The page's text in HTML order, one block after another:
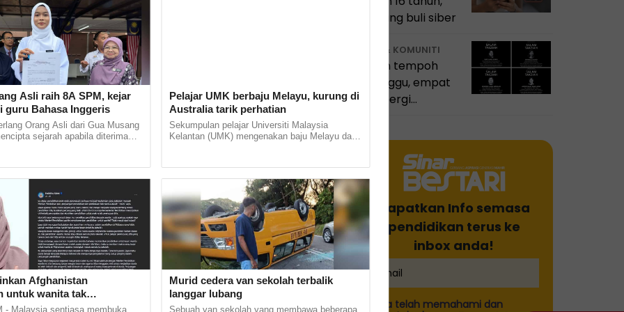
bendung buli siber
GURU & KOMUNITI
Dalam tempoh
seminggu, empat
guru pergi
Dapatkan Info semasa
pendidikan terus ke
inbox anda!
Saya telah memahami dan
Asli raih 8A SPM, kejar
guru Bahasa Inggeris
Orang Asli dari Gua Musang
sejarah apabila diterima
Afghanistan
untuk wanita tak
Islam'
- Malaysia sentiasa membuka
Pelajar UMK berbaju Melayu, kurung di
Australia tarik perhatian
Sekumpulan pelajar Universiti Malaysia
Kelantan (UMK) mengenakan baju Melayu dan
Murid cedera van sekolah terbalik
langgar lubang
Sebuah van sekolah yang membawa beberapa